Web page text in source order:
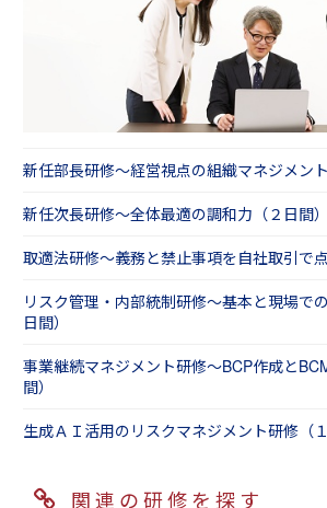
多機能・マルチデバイスLMS
Lightning（リーフライトニング）
新任部長研修～経営視点の組織マネジメント
新任次長研修～全体最適の調和力（２日間）
取適法研修～義務と禁止事項を自社取引で
リスク管理・内部統制研修～基本と現場で
日間）
事業継続マネジメント研修～BCP作成と
間）
生成ＡＩ活用のリスクマネジメント研修（１
関連の研修を探す